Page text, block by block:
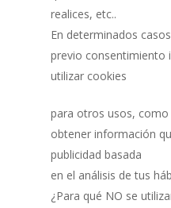
realices, etc..
En determinados
previo consentimiento
utilizar cookies
para otros usos,
obtener información
publicidad basada
en el análisis de tus
¿Para qué NO se